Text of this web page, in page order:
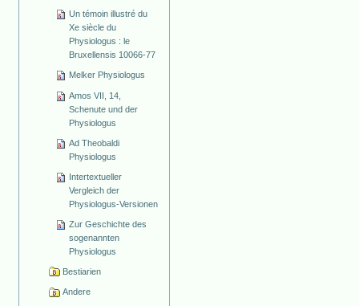
Un témoin illustré du
Xe siècle du
Physiologus : le
Bruxellensis 10066-77
Melker Physiologus
Amos VII, 14,
Schenute und der
Physiologus
Ad Theobaldi
Physiologus
Intertextueller
Vergleich der
Physiologus-Versionen
Zur Geschichte des
sogenannten
Physiologus
Bestiarien
Andere